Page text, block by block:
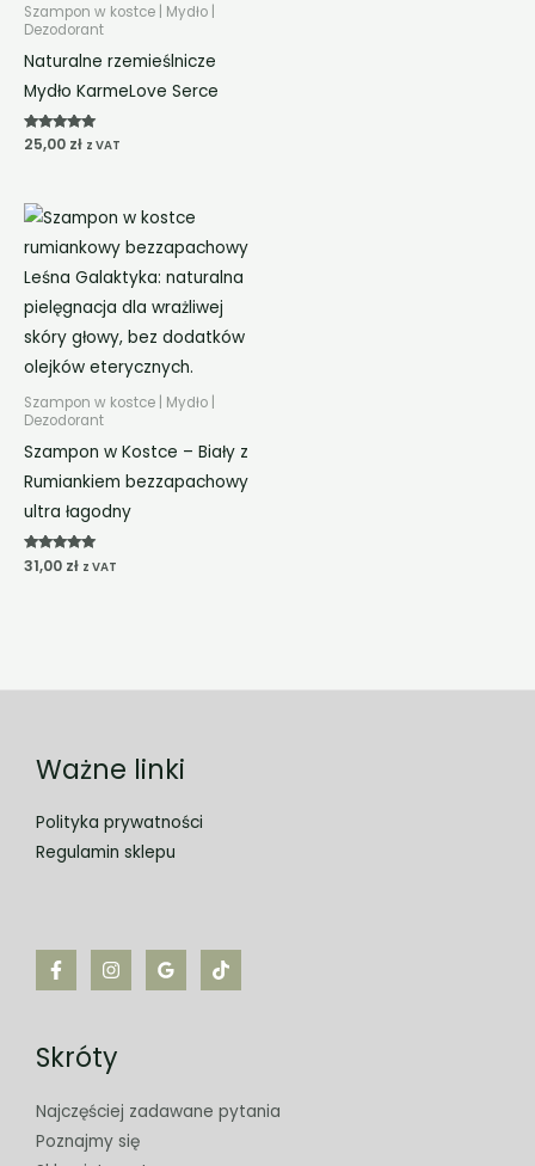
Szampon w kostce | Mydło |
Dezodorant
Naturalne rzemieślnicze
Mydło KarmeLove Serce
Oceniono
5.00
25,00 zł z VAT
Szampon w kostce | Mydło |
Dezodorant
Szampon w Kostce – Biały z
Rumiankiem bezzapachowy
ultra łagodny
Oceniono
5.00
31,00 zł z VAT
Ważne linki
Polityka prywatności
Regulamin sklepu
Skróty
Najczęściej zadawane pytania
Poznajmy się